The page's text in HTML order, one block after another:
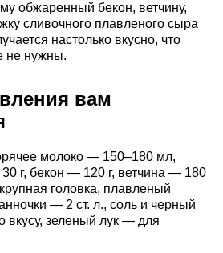
обжаренный бекон, ветчину,
сливочного плавленого сыра
настолько вкусно, что
не нужны.
вам
молоко — 150–180 мл,
г, бекон — 120 г, ветчина — 180
головка, плавленый
— 2 ст. л., соль и черный
зеленый лук — для